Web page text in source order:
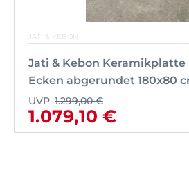
JATI & KEBON
Jati & Kebon
Ecken abgerundet 180x80
UVP 1.299,00 €
1.079,10 €